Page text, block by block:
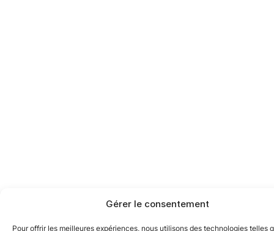
Gérer le consentement
Pour offrir les meilleures expériences, nous utilisons des technologies telles